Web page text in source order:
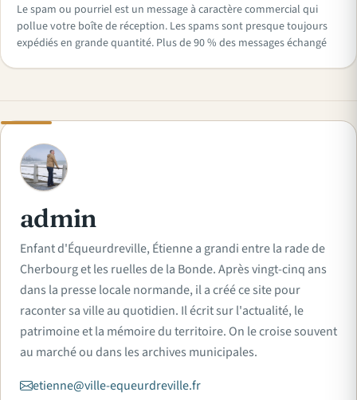
Le spam ou pourriel est un message à caractère commercial qui
pollue votre boîte de réception. Les spams sont presque toujours
expédiés en grande quantité. Plus de 90 % des messages échangé
A
admin
Enfant d'Équeurdreville, Étienne a grandi entre la rade de
Cherbourg et les ruelles de la Bonde. Après vingt-cinq ans
dans la presse locale normande, il a créé ce site pour
raconter sa ville au quotidien. Il écrit sur l'actualité, le
patrimoine et la mémoire du territoire. On le croise souvent
au marché ou dans les archives municipales.
etienne@ville-equeurdreville.fr